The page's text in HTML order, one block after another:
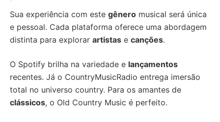
Sua experiência com este gênero musical será única
e pessoal. Cada plataforma oferece uma abordagem
distinta para explorar artistas e canções.
O Spotify brilha na variedade e lançamentos
recentes. Já o CountryMusicRadio entrega imersão
total no universo country. Para os amantes de
clássicos, o Old Country Music é perfeito.